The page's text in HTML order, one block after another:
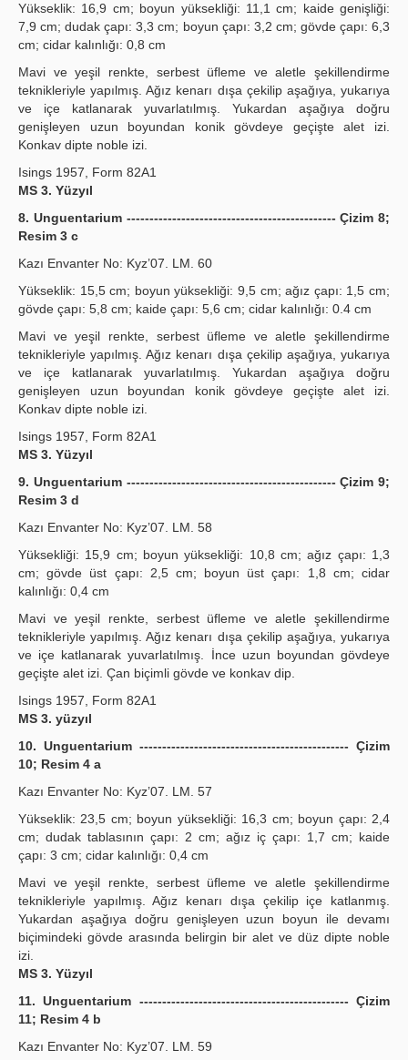
Yükseklik: 16,9 cm; boyun yüksekliği: 11,1 cm; kaide genişliği:
7,9 cm; dudak çapı: 3,3 cm; boyun çapı: 3,2 cm; gövde çapı: 6,3
cm; cidar kalınlığı: 0,8 cm
Mavi ve yeşil renkte, serbest üfleme ve aletle şekillendirme
teknikleriyle yapılmış. Ağız kenarı dışa çekilip aşağıya, yukarıya
ve içe katlanarak yuvarlatılmış. Yukardan aşağıya doğru
genişleyen uzun boyundan konik gövdeye geçişte alet izi.
Konkav dipte noble izi.
Isings 1957, Form 82A1
MS 3. Yüzyıl
8. Unguentarium ---------------------------------------------- Çizim 8;
Resim 3 c
Kazı Envanter No: Kyz’07. LM. 60
Yükseklik: 15,5 cm; boyun yüksekliği: 9,5 cm; ağız çapı: 1,5 cm;
gövde çapı: 5,8 cm; kaide çapı: 5,6 cm; cidar kalınlığı: 0.4 cm
Mavi ve yeşil renkte, serbest üfleme ve aletle şekillendirme
teknikleriyle yapılmış. Ağız kenarı dışa çekilip aşağıya, yukarıya
ve içe katlanarak yuvarlatılmış. Yukardan aşağıya doğru
genişleyen uzun boyundan konik gövdeye geçişte alet izi.
Konkav dipte noble izi.
Isings 1957, Form 82A1
MS 3. Yüzyıl
9. Unguentarium ---------------------------------------------- Çizim 9;
Resim 3 d
Kazı Envanter No: Kyz’07. LM. 58
Yüksekliği: 15,9 cm; boyun yüksekliği: 10,8 cm; ağız çapı: 1,3
cm; gövde üst çapı: 2,5 cm; boyun üst çapı: 1,8 cm; cidar
kalınlığı: 0,4 cm
Mavi ve yeşil renkte, serbest üfleme ve aletle şekillendirme
teknikleriyle yapılmış. Ağız kenarı dışa çekilip aşağıya, yukarıya
ve içe katlanarak yuvarlatılmış. İnce uzun boyundan gövdeye
geçişte alet izi. Çan biçimli gövde ve konkav dip.
Isings 1957, Form 82A1
MS 3. yüzyıl
10. Unguentarium ---------------------------------------------- Çizim
10; Resim 4 a
Kazı Envanter No: Kyz’07. LM. 57
Yükseklik: 23,5 cm; boyun yüksekliği: 16,3 cm; boyun çapı: 2,4
cm; dudak tablasının çapı: 2 cm; ağız iç çapı: 1,7 cm; kaide
çapı: 3 cm; cidar kalınlığı: 0,4 cm
Mavi ve yeşil renkte, serbest üfleme ve aletle şekillendirme
teknikleriyle yapılmış. Ağız kenarı dışa çekilip içe katlanmış.
Yukardan aşağıya doğru genişleyen uzun boyun ile devamı
biçimindeki gövde arasında belirgin bir alet ve düz dipte noble
izi.
MS 3. Yüzyıl
11. Unguentarium ---------------------------------------------- Çizim
11; Resim 4 b
Kazı Envanter No: Kyz’07. LM. 59